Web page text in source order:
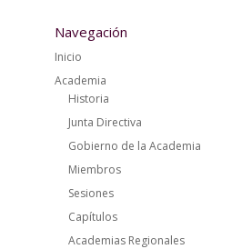
Navegación
Inicio
Academia
Historia
Junta Directiva
Gobierno de la Academia
Miembros
Sesiones
Capítulos
Academias Regionales